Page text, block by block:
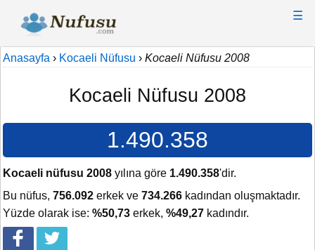
☰
Anasayfa › Kocaeli Nüfusu › Kocaeli Nüfusu 2008
Kocaeli Nüfusu 2008
1.490.358
Kocaeli nüfusu 2008 yılına göre 1.490.358'dir.
Bu nüfus, 756.092 erkek ve 734.266 kadından oluşmaktadır.
Yüzde olarak ise: %50,73 erkek, %49,27 kadındır.